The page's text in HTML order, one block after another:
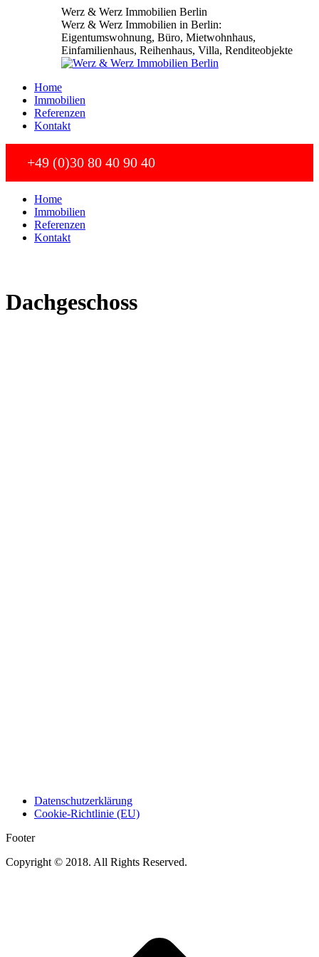
Werz & Werz Immobilien Berlin
Werz & Werz Immobilien in Berlin:
Eigentumswohnung, Büro, Mietwohnhaus,
Einfamilienhaus, Reihenhaus, Villa, Renditeobjekte
Home
Immobilien
Referenzen
Kontakt
+49 (0)30 80 40 90 40
Home
Immobilien
Referenzen
Kontakt
Dachgeschoss
Datenschutzerklärung
Cookie-Richtlinie (EU)
Footer
Copyright © 2018. All Rights Reserved.